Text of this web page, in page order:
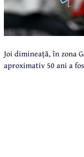
Joi dimineață, în zona
aproximativ 50 ani a